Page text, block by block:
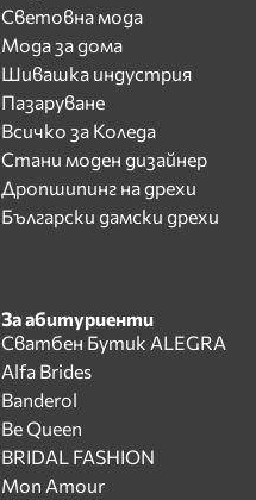
Световна мода
Мода за дома
Шивашка индустрия
Пазаруване
Всичко за Коледа
Стани моден дизайнер
Дропшипинг на дрехи
Български дамски дрехи
За абитуриенти
Сватбен Бутик ALEGRA
Alfa Brides
Banderol
Be Queen
BRIDAL FASHION
Mon Amour